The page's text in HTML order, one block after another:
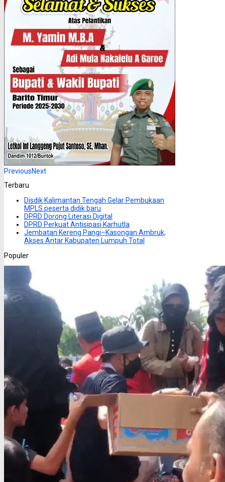
PreviousNext
Terbaru
Disdik Kalimantan Tengah Gelar Pembukaan
MPLS peserta didik baru
DPRD Dorong Literasi Digital
DPRD Perkuat Antisipasi Karhutla
Jembatan Kereng Pangi–Kasongan Ambruk,
Akses Antar Kabupaten Lumpuh Total
Populer